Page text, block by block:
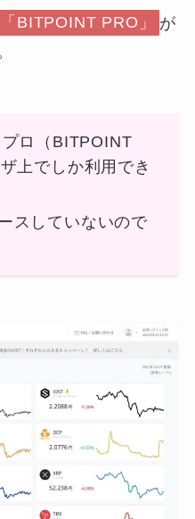
「BITPOINT PRO」
が
ロ（BITPOINT
上でしか利用でき
スしていないので